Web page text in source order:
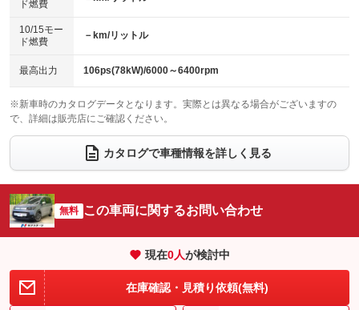
電動格納ミラー
：装備あり
パワーシート
ベンチシート
：装備なし
チップアップシート
：装備なし ：装備なし
：装備なし ：装備あり
ウォークスルー
：装備あり
電動リアゲート フロントカメラ
：装備なし
：装備なし ：装備なし
サイドカメラ
：装備なし ルーフレール
：装備なし
：装備なし
：装備なし
ド燃費
10/15モー
ド燃費
－km/リットル
最高出力 106ps(78kW)/6000～6400rpm
※新車時のカタログデータとなります。実際とは異なる場合がございますの
で、詳細は販売店にご確認ください。
カタログで車種情報を詳しく見る
無料 この車両に関するお問い合わせ
現在0人が検討中
在庫確認・見積り依頼(無料)